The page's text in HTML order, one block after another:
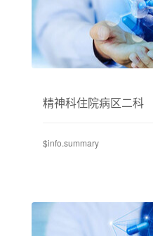
精神科住院病区二科
$info.summary